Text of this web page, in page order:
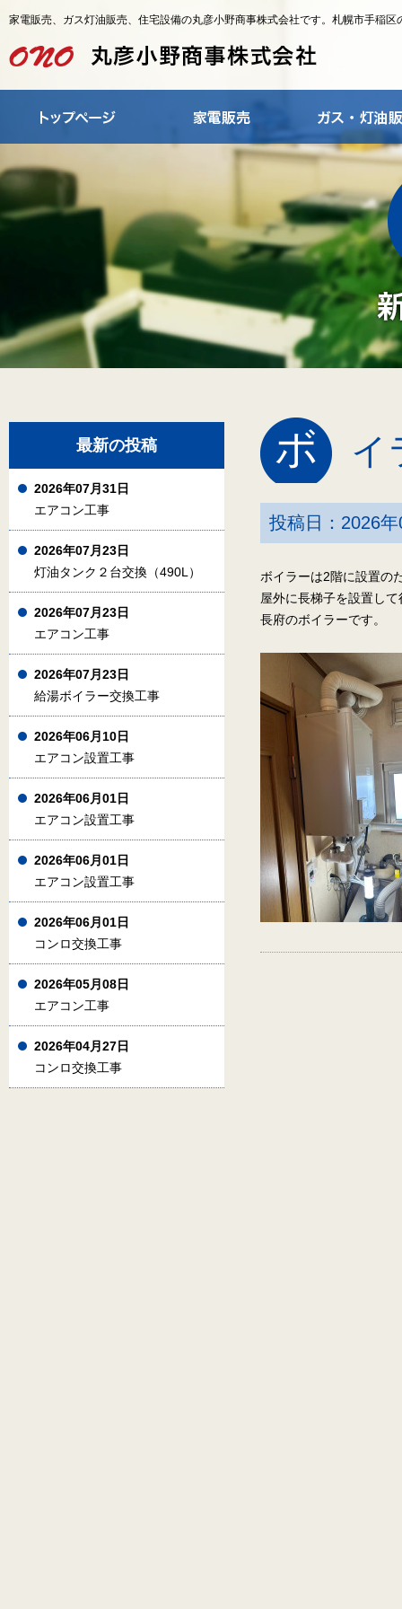
家電販売、ガス灯油販売、住宅設備の丸彦小野商事株式会社です。札幌市手稲区
ボ イ
投稿日：2026
ボイラーは2階に設置の
屋外に長梯子を設置し
長府のボイラーです。
最新の投稿
2026年07月31日
エアコン工事
2026年07月23日
灯油タンク２台交換（490L）
2026年07月23日
エアコン工事
2026年07月23日
給湯ボイラー交換工事
2026年06月10日
エアコン設置工事
2026年06月01日
エアコン設置工事
2026年06月01日
エアコン設置工事
2026年06月01日
コンロ交換工事
2026年05月08日
エアコン工事
2026年04月27日
コンロ交換工事